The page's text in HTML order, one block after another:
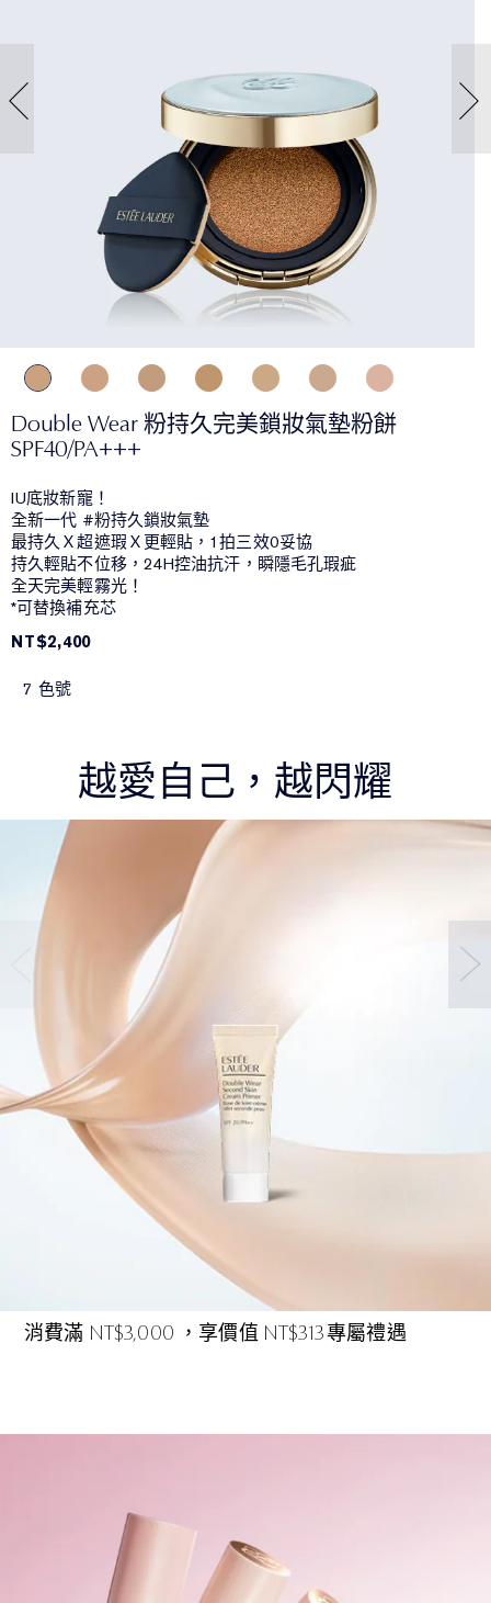
Double Wear 粉持久完美鎖妝氣墊粉餅
SPF40/PA+++
IU底妝新寵！
全新一代 #粉持久鎖妝氣墊
最持久Ｘ超遮瑕Ｘ更輕貼，1拍三效0妥協
持久輕貼不位移，24H控油抗汗，瞬隱毛孔瑕疵
全天完美輕霧光！
*可替換補充芯
NT$2,400
7 色號
越愛自己，越閃耀
消費滿 NT$3,000 ，享價值 NT$313 專屬禮遇